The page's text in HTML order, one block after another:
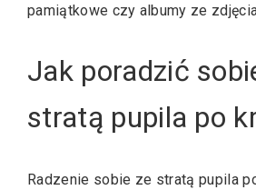
pamiątkowe czy albumy ze
Jak poradzić
stratą pupila po
Radzenie sobie ze stratą pupila